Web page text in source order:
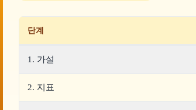
단계
1. 가설
2. 지표